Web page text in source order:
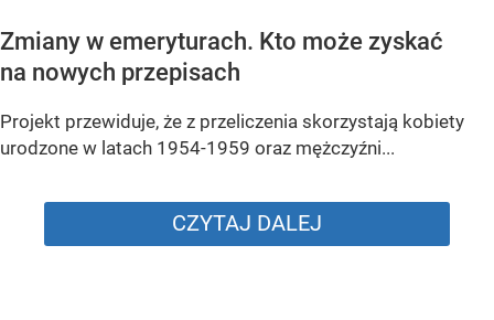
Zmiany w emeryturach. Kto może zyskać
na nowych przepisach
Projekt przewiduje, że z przeliczenia skorzystają kobiety
urodzone w latach 1954-1959 oraz mężczyźni...
CZYTAJ DALEJ